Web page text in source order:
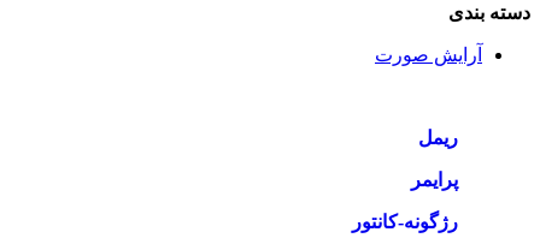
دسته بندی
آرایش صورت
ریمل
پرایمر
رژگونه-کانتور